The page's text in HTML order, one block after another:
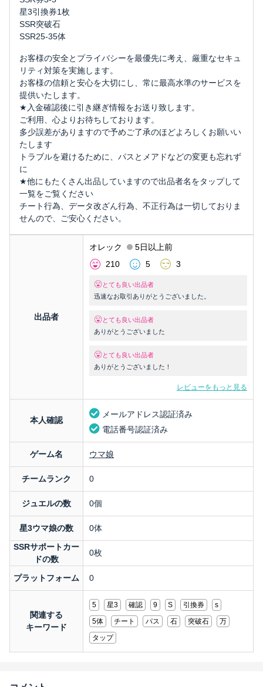
星3引換券1枚
SSR突破石
SSR25-35体
お客様の安全とプライバシーを最優先に考え、厳重なセキュ
リティ対策を実施します。
お客様の信頼と安心を大切にし、常に最高水準のサービスを
提供いたします。
★入金確認後に引き継ぎ情報をお送り致します。
ご利用、心よりお待ちしております。
多少誤差がありますので予めご了承のほどよろしくお願いい
たします
トラブルを避けるために、パスとメアドなどの変更も忘れず
に
★他にもたくさん出品していますので出品者名をタップして
一覧をご覧ください
チート行為、データ改ざん行為、不正行為は一切しておりま
せんので、ご安心ください。
出品者
オレック
5日以上前
210
5 3
とても良い出品者
迅速なお取引ありがとうございました。
とても良い出品者
ありがとうございました
とても良い出品者
ありがとうございました！
レビューをもっと見る
本人確認
メールアドレス認証済み
電話番号認証済み
ゲーム名 ウマ娘
チームランク 0
ジュエルの数 0個
星3ウマ娘の数
0体
SSRサポートカー
ドの数
0枚
プラットフォーム 0
関連する
キーワード
5 星3 確認 9 S 引換券
s
5体
チート パス 石 突破石
万
タップ